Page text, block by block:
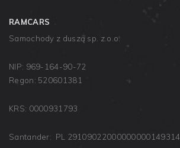
RAMCARS
Samochody z duszą sp. z.o.o.
NIP: 969-164-90-72
Regon: 520601381
KRS: 0000931793
Santander: PL